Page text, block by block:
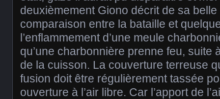
deuxièmement Giono décrit de sa belle
comparaison entre la bataille et
l’enflammement d’une meule
qu’une charbonnière prenne feu, suite
de la cuisson. La couverture terreuse
fusion doit être régulièrement tassée
ouverture à l’air libre. Car l’apport de